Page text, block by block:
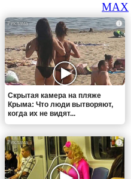
MAX
i
Скрытая камера на пляже
Крыма: Что люди вытворяют,
когда их не видят...
i